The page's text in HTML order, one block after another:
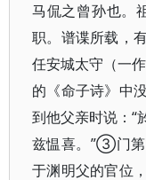
马侃之曾孙也。
职。谱谍所载，
任安城太守（一
的《命子诗》中
到他父亲时说：“
兹愠喜。”③门第
于渊明父的官位